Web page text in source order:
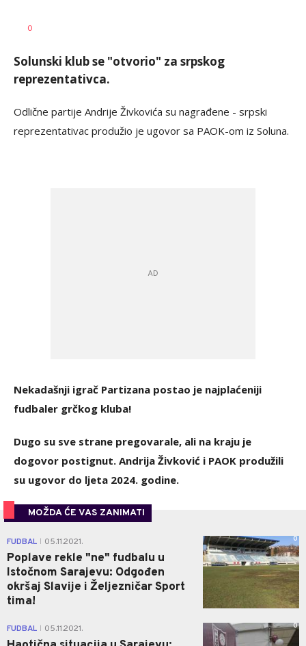
AUTOR
0
Solunski klub se "otvorio" za srpskog
reprezentativca.
Odlične partije Andrije Živkovića su nagrađene - srpski
reprezentativac produžio je ugovor sa PAOK-om iz Soluna.
Nekadašnji igrač Partizana postao je najplaćeniji
fudbaler grčkog kluba!
Dugo su sve strane pregovarale, ali na kraju je
dogovor postignut. Andrija Živković i PAOK produžili
su ugovor do ljeta 2024. godine.
MOŽDA ĆE VAS ZANIMATI
FUDBAL 05.11.2021.
Poplave rekle "ne" fudbalu u
Istočnom Sarajevu: Odgođen
okršaj Slavije i Željezničar Sport
tima!
0
FUDBAL 05.11.2021. 0